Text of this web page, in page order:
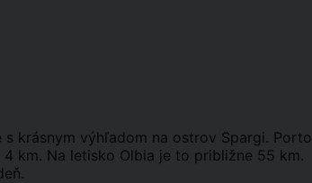
krásnym výhľadom na ostrov Spargi. Porto
km. Na letisko Olbia je to približne 55 km.